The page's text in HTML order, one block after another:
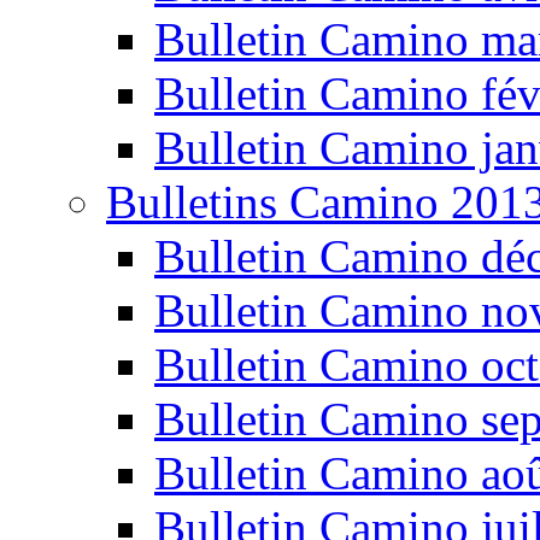
Bulletin Camino
Bulletin Camino
Bulletin Camino
Bulletins Camino
Bulletin Camino
Bulletin Camino
Bulletin Camino
Bulletin Camino
Bulletin Camino
Bulletin Camino